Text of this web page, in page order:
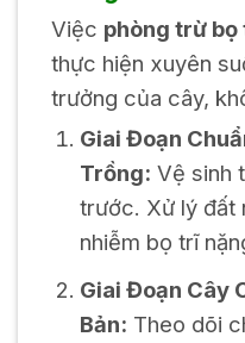
Việc phòng trừ
thực hiện xuyên
trưởng của cây,
Giai Đoạn
Trồng: Vệ sinh
trước. Xử lý đất
nhiễm bọ trĩ
Giai Đoạn Cây
Bản: Theo dõi